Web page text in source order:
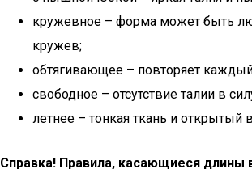
кружевное – форма может быть
кружев;
обтягивающее – повторяет каждый
свободное – отсутствие талии в
летнее – тонкая ткань и открытый
Справка! Правила, касающиеся